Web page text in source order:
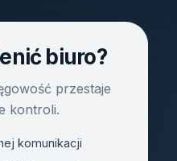
biuro?
przestaje
kontroli.
komunikacji